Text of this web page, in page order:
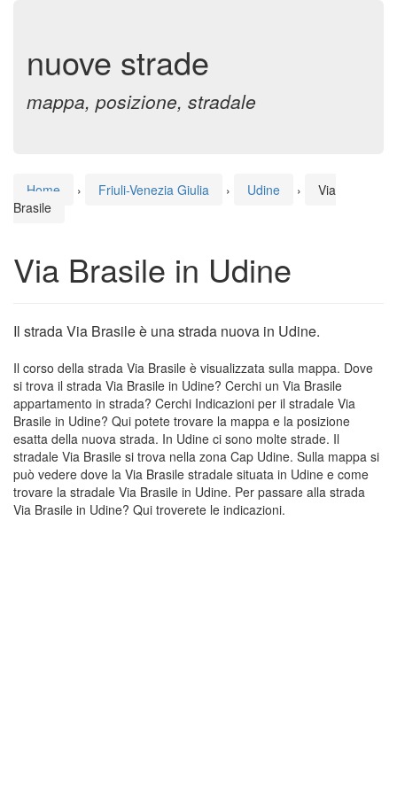
nuove strade
mappa, posizione, stradale
Home › Friuli-Venezia Giulia › Udine ›
Via
Brasile
Via Brasile in Udine
Il strada Via Brasile è una strada nuova in Udine.
Il corso della strada Via Brasile è visualizzata sulla mappa. Dove
si trova il strada Via Brasile in Udine? Cerchi un Via Brasile
appartamento in strada? Cerchi Indicazioni per il stradale Via
Brasile in Udine? Qui potete trovare la mappa e la posizione
esatta della nuova strada. In Udine ci sono molte strade. Il
stradale Via Brasile si trova nella zona Cap Udine. Sulla mappa si
può vedere dove la Via Brasile stradale situata in Udine e come
trovare la stradale Via Brasile in Udine. Per passare alla strada
Via Brasile in Udine? Qui troverete le indicazioni.